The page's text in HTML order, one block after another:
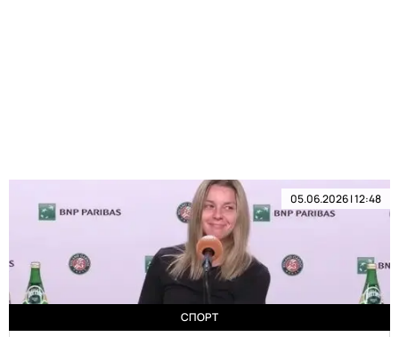
05.06.2026 | 12:48
СПОРТ